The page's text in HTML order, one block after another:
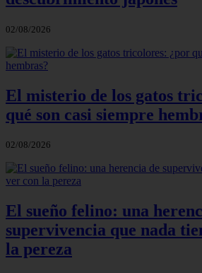
02/08/2026
El misterio de los gatos
qué son casi siempre
02/08/2026
El sueño felino: una
supervivencia que nada
la pereza